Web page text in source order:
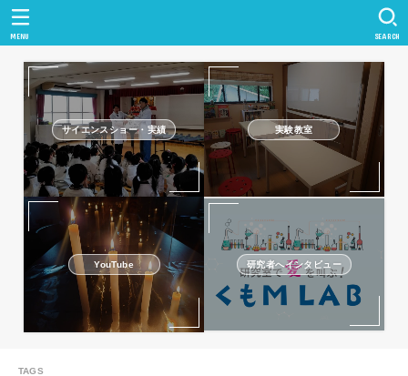
SEARCH
MENU
サイエンスショー・実績 実験教室
YouTube 研究者へインタビュー